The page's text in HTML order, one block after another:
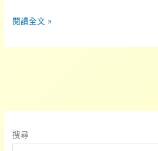
美
新
策
閱讀全文 »
搜尋